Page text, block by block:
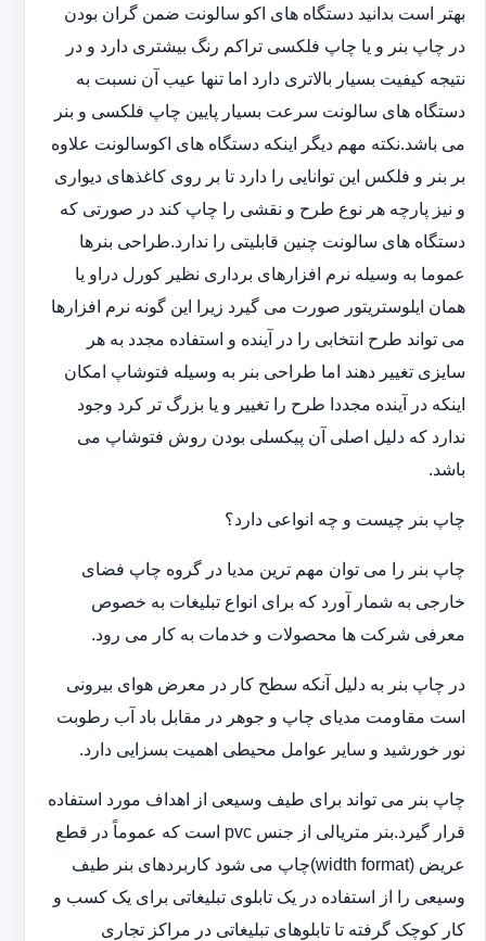
بهتر است بدانید دستگاه های اکو سالونت ضمن گران بودن
در چاپ بنر و یا چاپ فلکسی تراکم رنگ بیشتری دارد و در
نتیجه کیفیت بسیار بالاتری دارد اما تنها عیب آن نسبت به
دستگاه های سالونت سرعت بسیار پایین چاپ فلکسی و بنر
می باشد.نکته مهم دیگر اینکه دستگاه های اکوسالونت علاوه
بر بنر و فلکس این توانایی را دارد تا بر روی کاغذهای دیواری
و نیز پارچه هر نوع طرح و نقشی را چاپ کند در صورتی که
دستگاه های سالونت چنین قابلیتی را ندارد.طراحی بنرها
عموما به وسیله نرم افزارهای برداری نظیر کورل دراو یا
همان ایلوستریتور صورت می گیرد زیرا این گونه نرم افزارها
می تواند طرح انتخابی را در آینده و استفاده مجدد به هر
سایزی تغییر دهند اما طراحی بنر به وسیله فتوشاپ امکان
اینکه در آینده مجددا طرح را تغییر و یا بزرگ تر کرد وجود
ندارد که دلیل اصلی آن پیکسلی بودن روش فتوشاپ می
باشد.
چاپ بنر چیست و چه انواعی دارد؟
چاپ بنر را می توان مهم ترین مدیا در گروه چاپ فضای
خارجی به شمار آورد که برای انواع تبلیغات به خصوص
معرفی شرکت ها محصولات و خدمات به کار می رود.
در چاپ بنر به دلیل آنکه سطح کار در معرض هوای بیرونی
است مقاومت مدیای چاپ و جوهر در مقابل باد آب رطوبت
نور خورشید و سایر عوامل محیطی اهمیت بسزایی دارد.
چاپ بنر می تواند برای طیف وسیعی از اهداف مورد استفاده
قرار گیرد.بنر متریالی از جنس pvc است که عموماً در قطع
عریض (width format)چاپ می شود کاربردهای بنر طیف
وسیعی را از استفاده در یک تابلوی تبلیغاتی برای یک کسب و
کار کوچک گرفته تا تابلوهای تبلیغاتی در مراکز تجاری